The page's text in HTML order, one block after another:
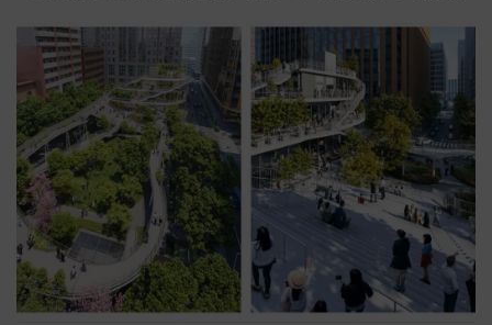
で水素利活用が加速
ローおひさま」が救世主に？